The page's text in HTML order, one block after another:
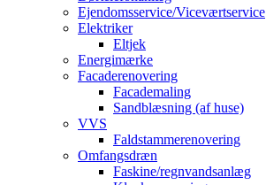
Ejendomsservice/Viceværtservice
Elektriker
Eltjek
Energimærke
Facaderenovering
Facademaling
Sandblæsning (af huse)
VVS
Faldstammerenovering
Omfangsdræn
Faskine/regnvandsanlæg